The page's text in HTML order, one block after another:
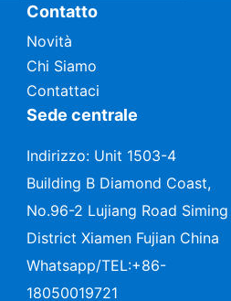
Contatto
Novità
Chi Siamo
Contattaci
Sede centrale
Indirizzo: Unit 1503-4
Building B Diamond Coast,
No.96-2 Lujiang Road Siming
District Xiamen Fujian China
Whatsapp/TEL:+86-
18050019721